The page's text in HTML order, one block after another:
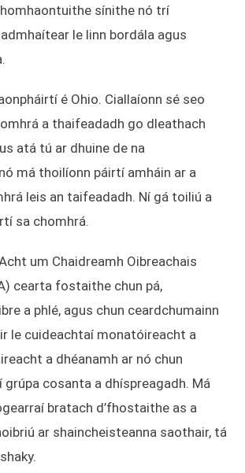
sínithe nó trí
le linn bordála agus
é Ohio. Ciallaíonn sé seo
a thaifeadadh go dleathach
atá tú ar dhuine de na
má thoilíonn páirtí amháin ar a
leis an taifeadadh. Ní gá toiliú a
sa chomhrá.
um Chaidreamh Oibreachais
cearta fostaithe chun pá,
a phlé, agus chun ceardchumainn
le cuideachtaí monatóireacht a
a dhéanamh ar nó chun
cosanta a dhíspreagadh. Má
bratach d’fhostaithe as a
ar shaincheisteanna saothair, tá